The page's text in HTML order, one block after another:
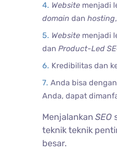
Websitemenjadi
domain dan hosting
Websitemenjadi
dan Product-Led
Kredibilitas dan
Anda bisa
Anda, dapat
Menjalankan SEO
teknik teknik
besar.